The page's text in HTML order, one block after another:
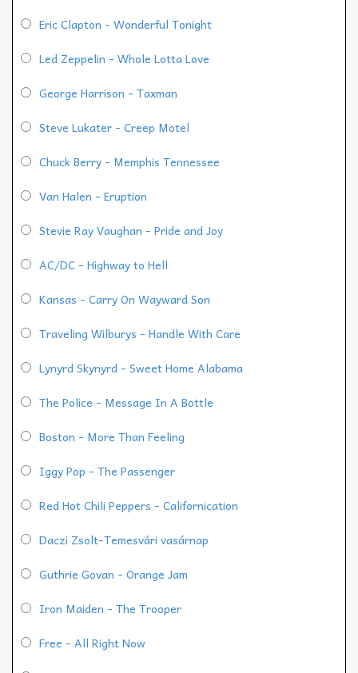
Eric Clapton - Wonderful Tonight
Led Zeppelin - Whole Lotta Love
George Harrison - Taxman
Steve Lukater - Creep Motel
Chuck Berry - Memphis Tennessee
Van Halen - Eruption
Stevie Ray Vaughan - Pride and Joy
AC/DC - Highway to Hell
Kansas - Carry On Wayward Son
Traveling Wilburys - Handle With Care
Lynyrd Skynyrd - Sweet Home Alabama
The Police - Message In A Bottle
Boston - More Than Feeling
Iggy Pop - The Passenger
Red Hot Chili Peppers - Californication
Daczi Zsolt-Temesvári vasárnap
Guthrie Govan - Orange Jam
Iron Maiden - The Trooper
Free - All Right Now